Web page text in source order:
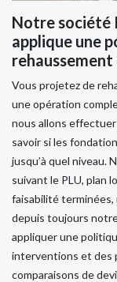
Notre société
applique une
Vous projetez de
une opération
nous allons
savoir si les
jusqu’à quel niveau.
suivant le PLU, plan
faisabilité terminées,
depuis toujours
appliquer une
interventions et des
comparaisons de